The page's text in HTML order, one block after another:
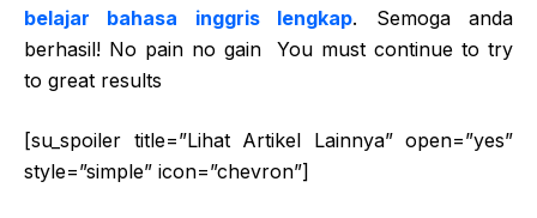
belajar bahasa inggris lengkap. Semoga anda
berhasil! No pain no gain You must continue to try
to great results
[su_spoiler title=”Lihat Artikel Lainnya” open=”yes”
style=”simple” icon=”chevron”]